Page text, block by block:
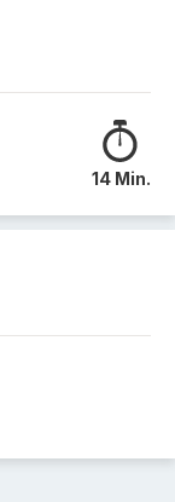
14 Min.